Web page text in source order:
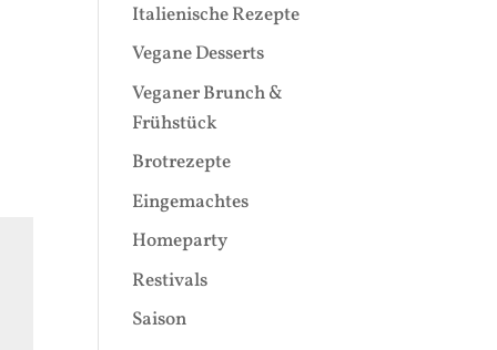
Italienische Rezepte
Vegane Desserts
Veganer Brunch &
Frühstück
Brotrezepte
Eingemachtes
Homeparty
Restivals
Saison